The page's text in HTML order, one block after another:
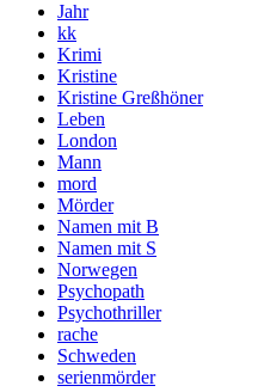
Jahr
kk
Krimi
Kristine
Kristine Greßhöner
Leben
London
Mann
mord
Mörder
Namen mit B
Namen mit S
Norwegen
Psychopath
Psychothriller
rache
Schweden
serienmörder